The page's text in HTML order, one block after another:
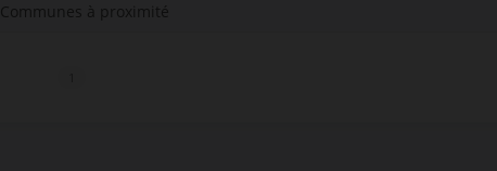
Communes à proximité